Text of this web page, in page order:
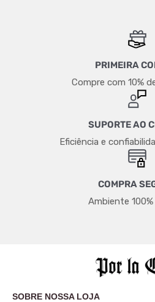
PRIMEIRA
Compre com 10%
SUPORTE AO
Eficiência e
COMPRA
Ambiente
SOBRE NOSSA LOJA